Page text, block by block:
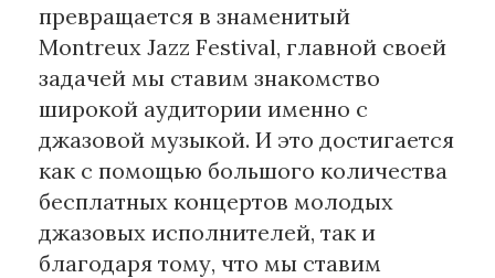
превращается в знаменитый
Montreux Jazz Festival, главной своей
задачей мы ставим знакомство
широкой аудитории именно с
джазовой музыкой. И это достигается
как с помощью большого количества
бесплатных концертов молодых
джазовых исполнителей, так и
благодаря тому, что мы ставим